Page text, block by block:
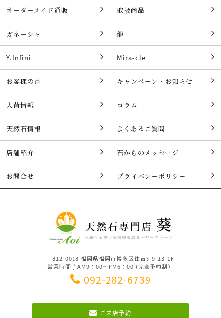
オーダーメイド通販 取扱商品
ガネーシャ 龍
Y.Infini Mira-cle
お客様の声 キャンペーン・お知らせ
入荷情報 コラム
天然石情報 よくあるご質問
店舗紹介 石からのメッセージ
お問合せ プライバシーポリシー
〒812-0018 福岡県福岡市博多区住吉3-9-13-1F
営業時間 / AM9：00～PM6：00 (完全予約制）
092-282-6739
ご来店予約